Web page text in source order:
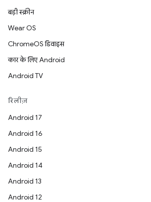
बड़ी स्क्रीन
Wear OS
ChromeOS डिवाइस
कार के लिए Android
Android TV
रिलीज़
Android 17
Android 16
Android 15
Android 14
Android 13
Android 12